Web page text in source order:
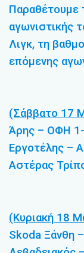
Παραθέτουμε
αγωνιστικής
Λιγκ, τη
επόμενης
(Σάββατο 17
Άρης – ΟΦΗ
Εργοτέλης –
Αστέρας
(Κυριακή 18
Skoda Ξάνθη